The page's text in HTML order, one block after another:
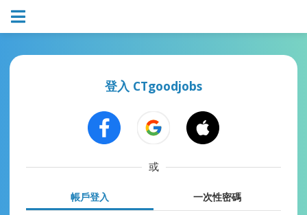
登入 CTgoodjobs
或
帳戶登入 一次性密碼